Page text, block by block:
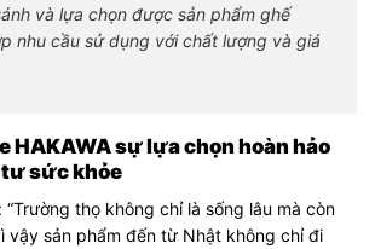
và lựa chọn được sản phẩm ghế
nhu cầu sử dụng với chất lượng và giá
HAKAWA sự lựa chọn hoàn hảo
sức khỏe
thọ không chỉ là sống lâu mà còn
vậy sản phẩm đến từ Nhật không chỉ đi